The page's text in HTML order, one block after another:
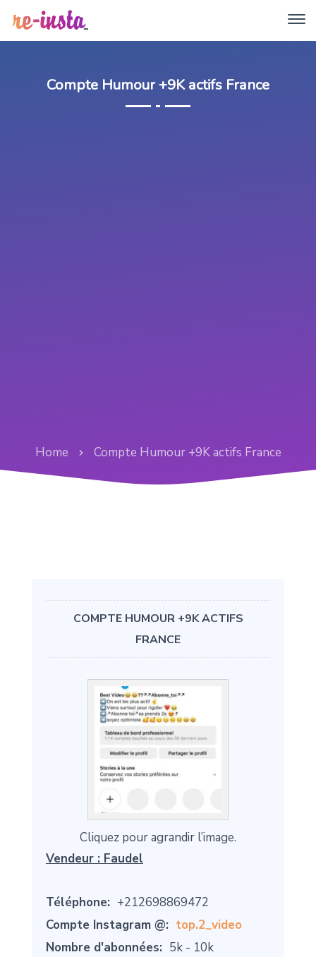
Compte Humour +9K actifs France
Home Compte Humour +9K actifs France
COMPTE HUMOUR +9K ACTIFS
FRANCE
Cliquez pour agrandir l’image.
Vendeur : Faudel
Téléphone: +212698869472
Compte Instagram @: top.2_video
Nombre d'abonnées: 5k - 10k